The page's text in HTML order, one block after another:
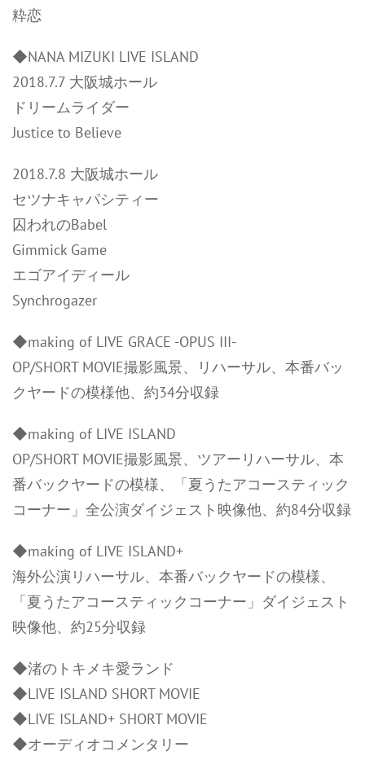
粋恋
◆NANA MIZUKI LIVE ISLAND
2018.7.7 大阪城ホール
ドリームライダー
Justice to Believe
2018.7.8 大阪城ホール
セツナキャパシティー
囚われのBabel
Gimmick Game
エゴアイディール
Synchrogazer
◆making of LIVE GRACE -OPUS III-
OP/SHORT MOVIE撮影風景、リハーサル、本番バッ
クヤードの模様他、約34分収録
◆making of LIVE ISLAND
OP/SHORT MOVIE撮影風景、ツアーリハーサル、本
番バックヤードの模様、「夏うたアコースティック
コーナー」全公演ダイジェスト映像他、約84分収録
◆making of LIVE ISLAND+
海外公演リハーサル、本番バックヤードの模様、
「夏うたアコースティックコーナー」ダイジェスト
映像他、約25分収録
◆渚のトキメキ愛ランド
◆LIVE ISLAND SHORT MOVIE
◆LIVE ISLAND+ SHORT MOVIE
◆オーディオコメンタリー